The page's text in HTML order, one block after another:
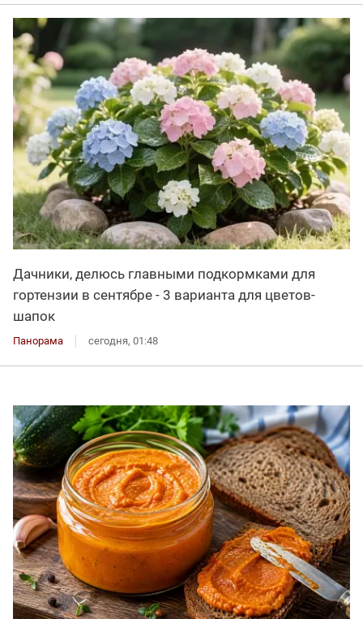
Дачники, делюсь главными подкормками для
гортензии в сентябре - 3 варианта для цветов-
шапок
Панорама сегодня, 01:48